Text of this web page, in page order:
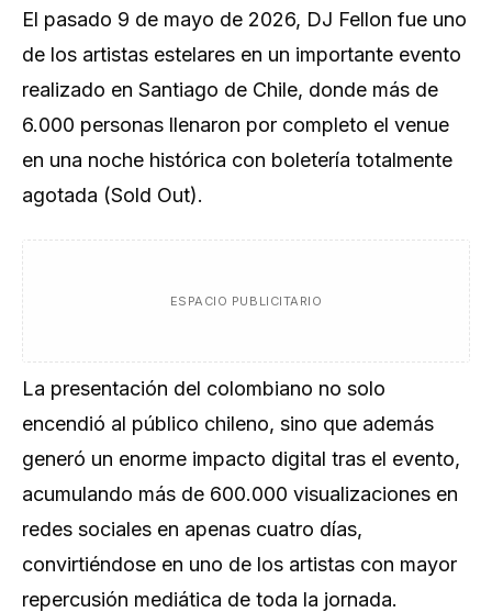
El pasado 9 de mayo de 2026, DJ Fellon fue uno
de los artistas estelares en un importante evento
realizado en Santiago de Chile, donde más de
6.000 personas llenaron por completo el venue
en una noche histórica con boletería totalmente
agotada (Sold Out).
ESPACIO PUBLICITARIO
La presentación del colombiano no solo
encendió al público chileno, sino que además
generó un enorme impacto digital tras el evento,
acumulando más de 600.000 visualizaciones en
redes sociales en apenas cuatro días,
convirtiéndose en uno de los artistas con mayor
repercusión mediática de toda la jornada.